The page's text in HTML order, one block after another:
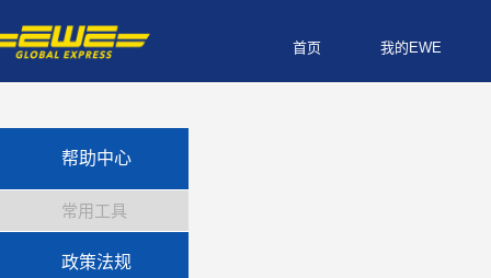
首页 我的EWE
帮助中心
常用工具
政策法规